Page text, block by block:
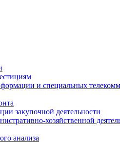
и специальных
закупочной деятельности
хозяйственной
анализа